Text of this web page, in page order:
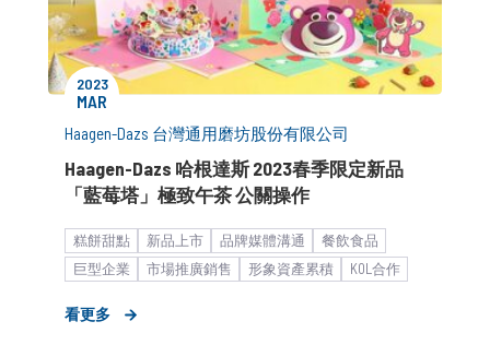
2023
MAR
Haagen-Dazs 台灣通用磨坊股份有限公司
Haagen-Dazs 哈根達斯 2023春季限定新品
「藍莓塔」極致午茶 公關操作
糕餅甜點 新品上市 品牌媒體溝通
餐飲食品
巨型企業
市場推廣銷售 形象資產累積
KOL合作
看更多